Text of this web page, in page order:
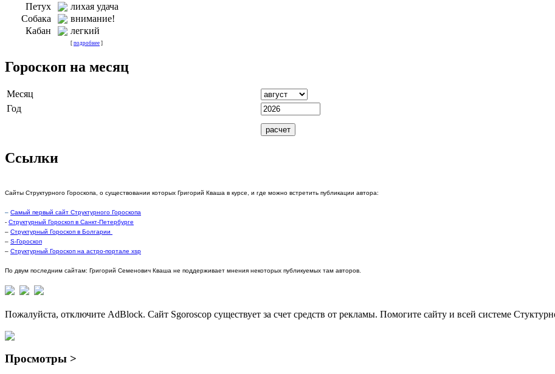
Петух
лихая удача
Собака
внимание!
Кабан
легкий
[ подробнее ]
Гороскоп на месяц
Месяц
Год
Ссылки
Сайты Структурного Гороскопа, о существовании которых Григорий Кваша в курсе, и где можно встретить публикации автора:
– Самый первый сайт Структурного Гороскопа
- Структурный Гороскоп в Санкт-Петербурге
– Структурный Гороскоп в Болгарии
– S-Гороскоп
– Структурный Гороскоп на астро-портале xsp
По двум последним сайтам: Григорий Семенович Кваша не поддерживает мнения некоторых публикуемых там авторов.
Пожалуйста, отключите AdBlock. Сайт Sgoroscop существует за счет средств от рекламы. Помогите сайту и всей системе
Просмотры >